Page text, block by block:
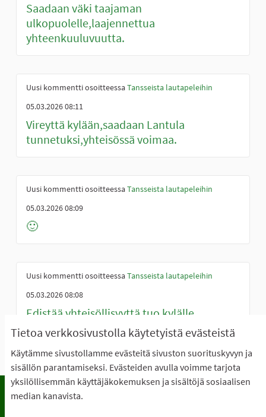
Tietoa verkkosivustolla käytetyistä evästeistä
Käytämme sivustollamme evästeitä sivuston suorituskyvyn ja
sisällön parantamiseksi. Evästeiden avulla voimme tarjota
yksilöllisemmän käyttäjäkokemuksen ja sisältöjä sosiaalisen
median kanavista.
Saadaan väki taajaman
ulkopuolelle,laajennettua
yhteenkuuluvuutta.
Uusi kommentti osoitteessaTansseista lautapeleihin
05.03.2026 08:11
Vireyttä kylään,saadaan Lantula
tunnetuksi,yhteisössä voimaa.
Uusi kommentti osoitteessaTansseista lautapeleihin
05.03.2026 08:09
🙂
Uusi kommentti osoitteessaTansseista lautapeleihin
05.03.2026 08:08
Edistää yhteisöllisyyttä,tuo kylälle
toimintaa eripuolilta sastamalaa